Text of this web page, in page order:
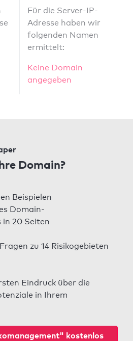
Für die Server-IP-
Adresse haben wir
folgenden Namen
ermittelt:
Keine Domain
angegeben
Domain?
Beispielen
Domain-
in 20 Seiten
zu 14 Risikogebieten
Eindruck über die
in Ihrem
kostenlos